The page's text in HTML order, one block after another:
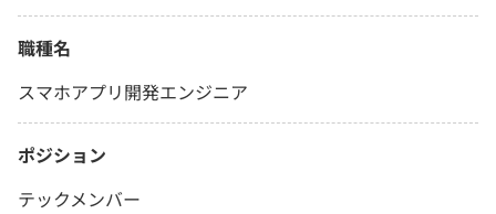
職種名
スマホアプリ開発エンジニア
ポジション
テックメンバー